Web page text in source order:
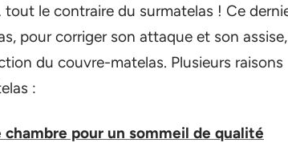
le contraire du surmatelas ! Ce
pour corriger son attaque et son
du couvre-matelas. Plusieurs raisons
:
pour un sommeil de qualité